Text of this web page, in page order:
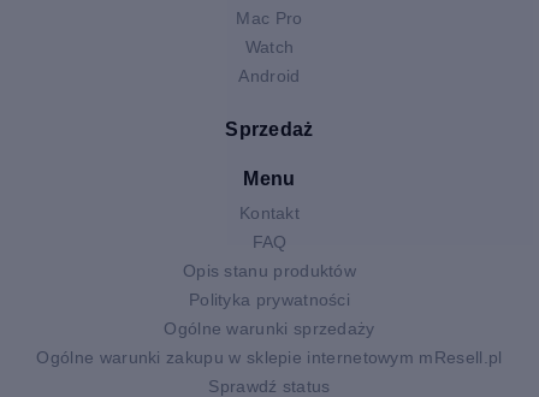
Mac Pro
Watch
Android
Sprzedaż
Menu
Kontakt
FAQ
Opis stanu produktów
Polityka prywatności
Ogólne warunki sprzedaży
Ogólne warunki zakupu w sklepie internetowym mResell.pl
Sprawdź status